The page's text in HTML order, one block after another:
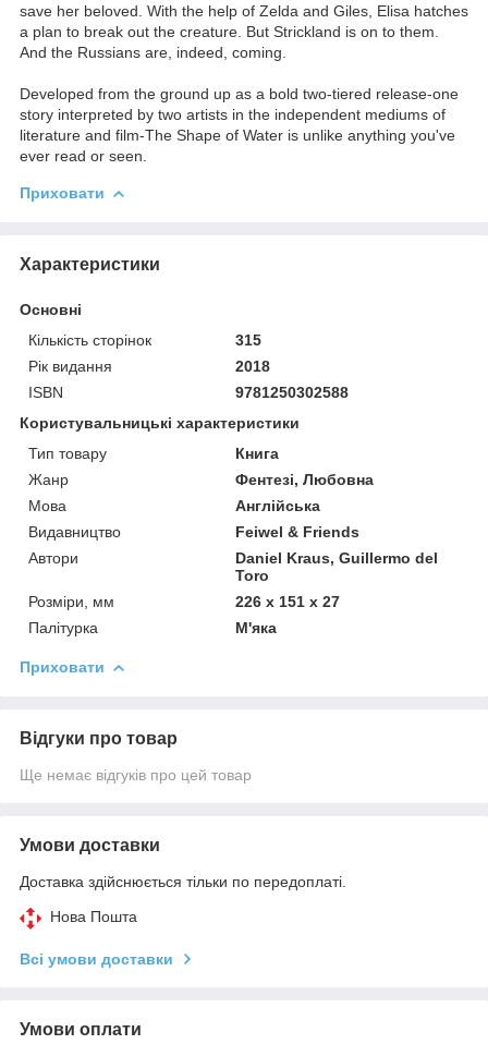
save her beloved. With the help of Zelda and Giles, Elisa hatches
a plan to break out the creature. But Strickland is on to them.
And the Russians are, indeed, coming.
Developed from the ground up as a bold two-tiered release-one
story interpreted by two artists in the independent mediums of
literature and film-The Shape of Water is unlike anything you've
ever read or seen.
Приховати
Характеристики
Основні
Кількість сторінок
315
Рік видання
2018
ISBN
9781250302588
Користувальницькі характеристики
Тип товару
Книга
Жанр
Фентезі, Любовна
Мова
Англійська
Видавництво
Feiwel & Friends
Автори
Daniel Kraus, Guillermo del
Toro
Розміри, мм
226 x 151 x 27
Палітурка
М'яка
Приховати
Відгуки про товар
Ще немає відгуків про цей товар
Умови доставки
Доставка здійснюється тільки по передоплаті.
Нова Пошта
Всі умови доставки
Умови оплати